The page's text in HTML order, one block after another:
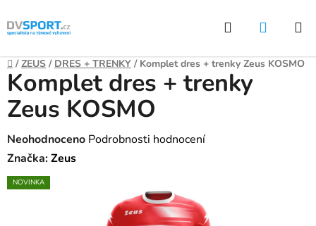
Přejít
na
Hledat
Domů
/ ZEUS / DRES + TRENKY / Komplet dres + trenky Zeus KOSMO
Komplet dres + trenky
Zeus KOSMO
Průměrné
hodnocení
produktu
Neohodnoceno Podrobnosti hodnocení
Značka:Zeus
NOVINKA